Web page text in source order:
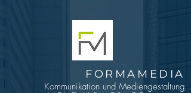
FORMAMEDIA
Kommunikation und Mediengestaltung